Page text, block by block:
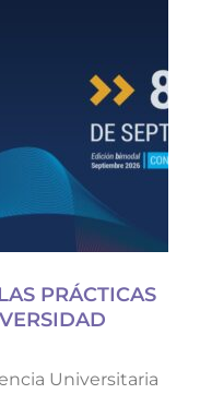
PRÁCTICAS
Universitaria